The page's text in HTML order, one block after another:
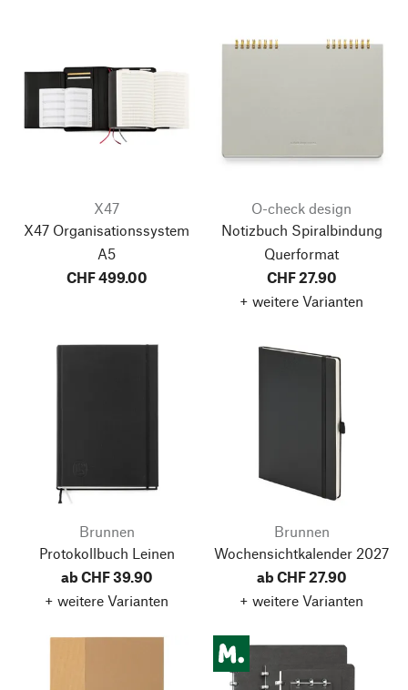
X47
X47 Organisationssystem
A5
CHF 499.00
O-check design
Notizbuch Spiralbindung
Querformat
CHF 27.90
+ weitere Varianten
Brunnen
Protokollbuch Leinen
ab CHF 39.90
+ weitere Varianten
Brunnen
Wochensichtkalender 2027
ab CHF 27.90
+ weitere Varianten